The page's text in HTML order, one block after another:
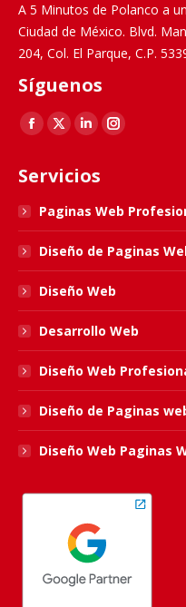
A 5 Minutos de Polanco a
Ciudad de México. Blvd.
204, Col. El Parque, C.P.
Síguenos
Find us on:
Facebook
opens
in
new
window
X
opens
in
new
window
Linkedin
opens
new
window
Instagram
in
new
window
Servicios
Paginas Web
Diseño de Paginas
Diseño Web
Desarrollo Web
Diseño Web
Diseño de Paginas
Diseño Web Paginas